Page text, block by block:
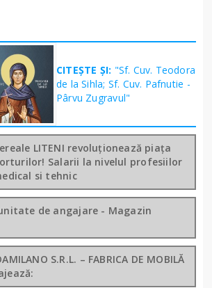
CITEȘTE ȘI: "Sf. Cuv. Teodora
de la Sihla; Sf. Cuv. Pafnutie -
Pârvu Zugravul"
LITENI revoluționează piața
Salarii la nivelul profesiilor
si tehnic
de angajare - Magazin
S.R.L. – FABRICA DE MOBILĂ